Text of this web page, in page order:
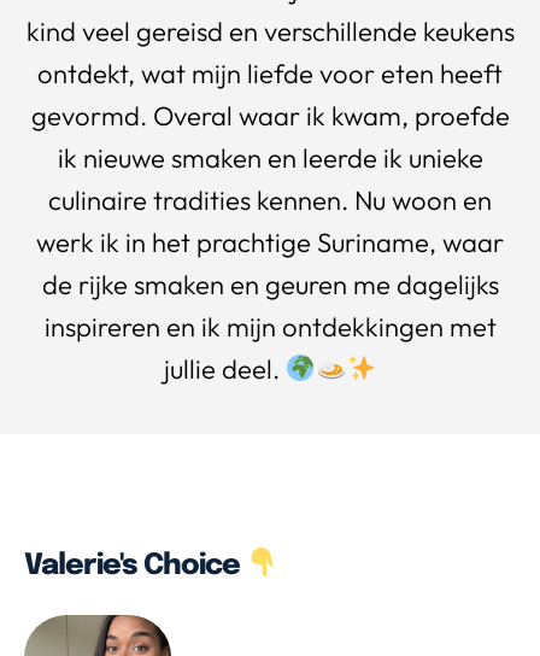
kind veel gereisd en verschillende keukens
ontdekt, wat mijn liefde voor eten heeft
gevormd. Overal waar ik kwam, proefde
ik nieuwe smaken en leerde ik unieke
culinaire tradities kennen. Nu woon en
werk ik in het prachtige Suriname, waar
de rijke smaken en geuren me dagelijks
inspireren en ik mijn ontdekkingen met
jullie deel.
Valerie's Choice